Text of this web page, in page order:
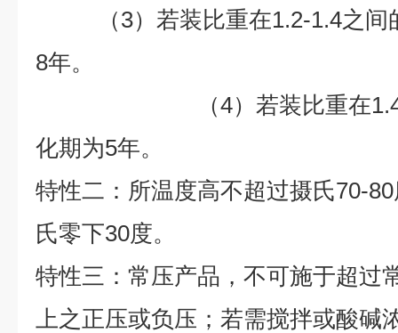
（3）若装比重在1.2-1.4之间
8年。
（4）若装比重在1.4以
化期为5年。
特性二：所温度高不超过摄氏70-
氏零下30度。
特性三：常压产品，不可施于超过
上之正压或负压；若需搅拌或酸碱